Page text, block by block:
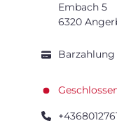
Embach 5
6320
Barzahlung